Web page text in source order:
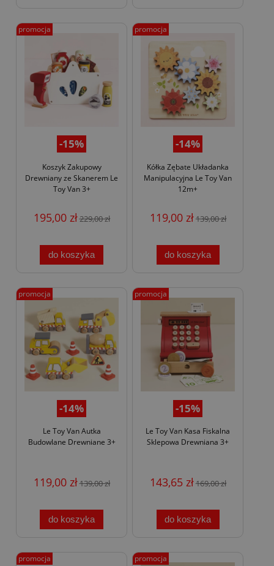
-15%
Koszyk Zakupowy
Drewniany ze Skanerem Le
Toy Van 3+
195,00 zł229,00 zł
do koszyka
promocja
-14%
Kółka Zębate Układanka
Manipulacyjna Le Toy Van
12m+
119,00 zł139,00 zł
do koszyka
promocja
-14%
Le Toy Van Autka
Budowlane Drewniane 3+
119,00 zł139,00 zł
do koszyka
promocja
-15%
Le Toy Van Kasa Fiskalna
Sklepowa Drewniana 3+
143,65 zł169,00 zł
do koszyka
promocja
promocja promocja